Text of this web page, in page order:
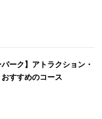
パーク】アトラクション・
すすめのコース